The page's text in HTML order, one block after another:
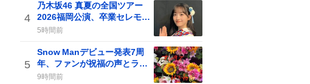
4
乃木坂46 真夏の全国ツアー
2026福岡公演、卒業セレモニ
ーと祝花で感動の最終公演
5時間前
5
Snow Manデビュー発表7周
年、ファンが祝福の声とライ
ブ配信で盛り上がる
9時間前